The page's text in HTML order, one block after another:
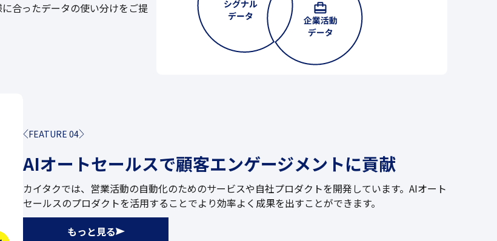
合ったデータの使い分けをご提
FEATURE 04
AIオートセールスで顧客エンゲージメントに貢献
カイタクでは、営業活動の自動化のためのサービスや自社プロダクトを開発しています。AIオート
セールスのプロダクトを活用することでより効率よく成果を出すことができます。
もっと見る